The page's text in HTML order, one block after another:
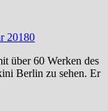
20180
über 60 Werken des
Berlin zu sehen. Er